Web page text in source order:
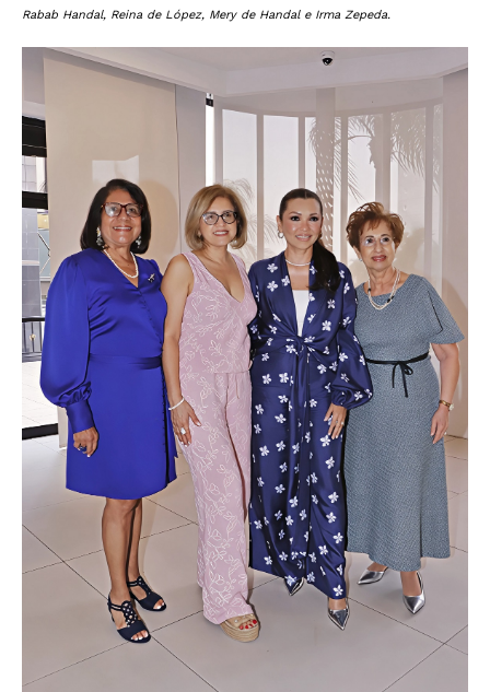
Rabab Handal, Reina de López, Mery de Handal e Irma Zepeda.